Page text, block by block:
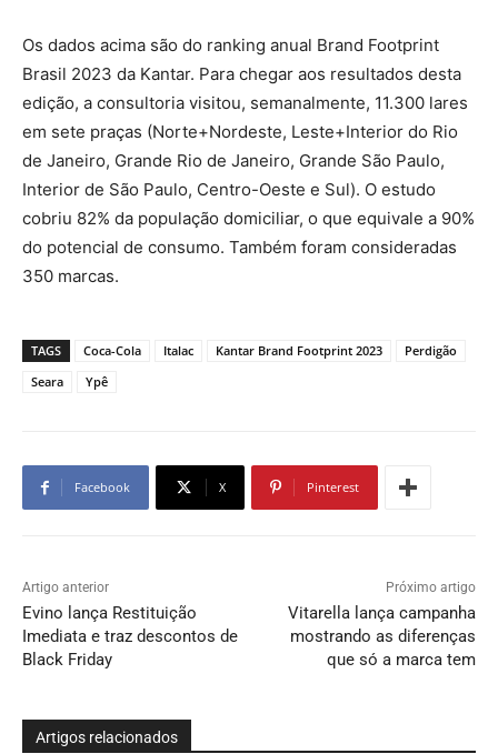
Os dados acima são do ranking anual Brand Footprint
Brasil 2023 da Kantar. Para chegar aos resultados desta
edição, a consultoria visitou, semanalmente, 11.300 lares
em sete praças (Norte+Nordeste, Leste+Interior do Rio
de Janeiro, Grande Rio de Janeiro, Grande São Paulo,
Interior de São Paulo, Centro-Oeste e Sul). O estudo
cobriu 82% da população domiciliar, o que equivale a 90%
do potencial de consumo. Também foram consideradas
350 marcas.
TAGS Coca-Cola Italac Kantar Brand Footprint 2023
Perdigão
Seara
Ypê
Facebook X Pinterest
Artigo anterior
Evino lança Restituição
Imediata e traz descontos de
Black Friday
Próximo artigo
Vitarella lança campanha
mostrando as diferenças
que só a marca tem
Artigos relacionados